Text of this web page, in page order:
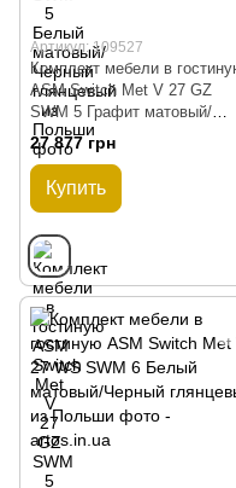
Артикул: 109527
Комплект мебели в
ASM Switch Met V 27 GZ
SWM 5 Графит матовый/
Гафит глянцевый ПВХ из
Польши
27 877 грн
Купить